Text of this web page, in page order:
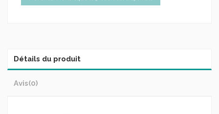
Détails du produit
Avis(0)